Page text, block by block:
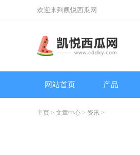
欢迎来到凯悦西瓜网
网站首页 产品
主页 > 文章中心 > 资讯 >